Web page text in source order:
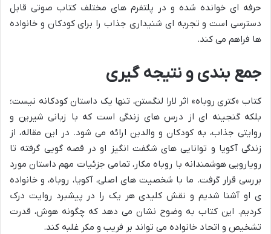
حرفه ای خوانده شده و در پلتفرم های مختلف کتاب صوتی قابل
دسترسی است و تجربه ای شنیداری جذاب را برای کودکان و خانواده
ها فراهم می کند.
جمع بندی و نتیجه گیری
کتاب «کتری روباه» اثر لارا لنگستن، تنها یک داستان کودکانه نیست؛
بلکه گنجینه ای از درس های زندگی است که با زبانی شیرین و
روایتی جذاب، به کودکان و والدین ارائه می شود. در این مقاله، از
زندگی آکویا و توانایی های شگفت انگیز او در قصه گویی گرفته تا
رویارویی هوشمندانه با روباه مکار، تمامی جزئیات مهم داستان مورد
بررسی قرار گرفت. ما با شخصیت های اصلی، آکویا، روباه، و خانواده
ی او آشنا شدیم و نقش کلیدی هر یک را در پیشبرد روایت درک
کردیم. این کتاب به وضوح نشان می دهد که چگونه هوش، قدرت
تشخیص و اتحاد خانواده می تواند بر فریب و مکر غلبه کند.